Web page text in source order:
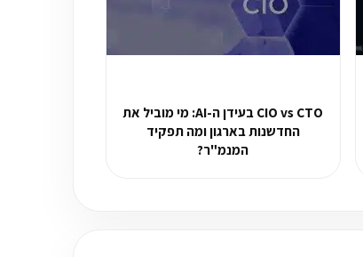
CIO vs CTO בעידן ה-AI: מי מוביל את
החדשנות בארגון ומה תפקיד
המנמ"ר?